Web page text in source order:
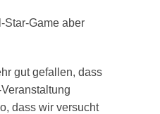
Star-Game aber
gut gefallen, dass
dass wir versucht